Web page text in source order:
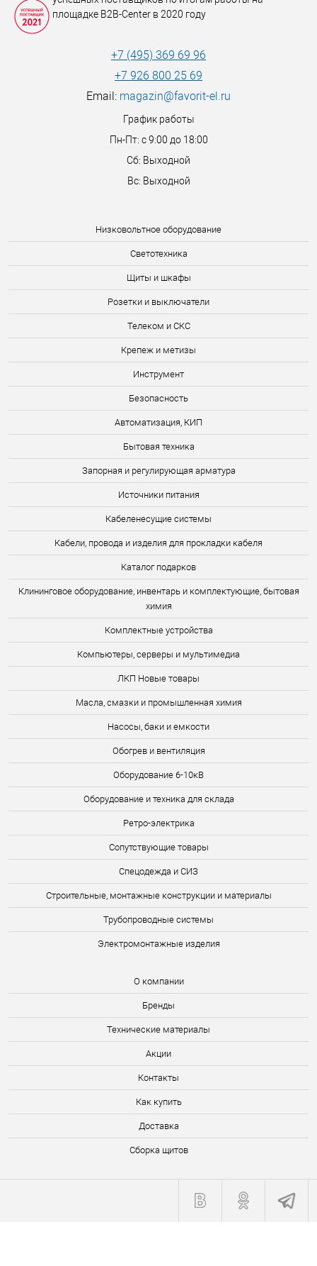
Низковольтное оборудование
Светотехника
Щиты и шкафы
Розетки и выключатели
Телеком и СКС
Крепеж и метизы
Инструмент
Безопасность
Автоматизация, КИП
Бытовая техника
Запорная и регулирующая арматура
Источники питания
Кабеленесущие системы
Кабели, провода и изделия для прокладки кабеля
Каталог подарков
Клининговое оборудование, инвентарь и комплектующие, бытовая
химия
Комплектные устройства
Компьютеры, серверы и мультимедиа
ЛКП Новые товары
Масла, смазки и промышленная химия
Насосы, баки и емкости
Обогрев и вентиляция
Оборудование 6-10кВ
Оборудование и техника для склада
Ретро-электрика
Сопутствующие товары
Спецодежда и СИЗ
Строительные, монтажные конструкции и материалы
Трубопроводные системы
Электромонтажные изделия
О компании
Бренды
Технические материалы
Акции
Контакты
Как купить
Доставка
Сборка щитов
площадке B2B-Center в 2020 году
+7 (495) 369 69 96
+7 926 800 25 69
Email: magazin@favorit-el.ru
График работы
Пн-Пт: с 9:00 до 18:00
Сб: Выходной
Вс: Выходной